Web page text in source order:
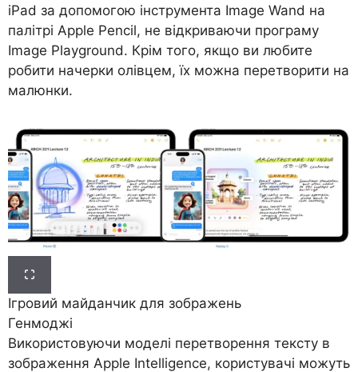
iPad за допомогою інструмента Image Wand на
палітрі Apple Pencil, не відкриваючи програму
Image Playground. Крім того, якщо ви любите
робити начерки олівцем, їх можна перетворити на
малюнки.
Ігровий майданчик для зображень
Генмоджі
Використовуючи моделі перетворення тексту в
зображення Apple Intelligence, користувачі можуть